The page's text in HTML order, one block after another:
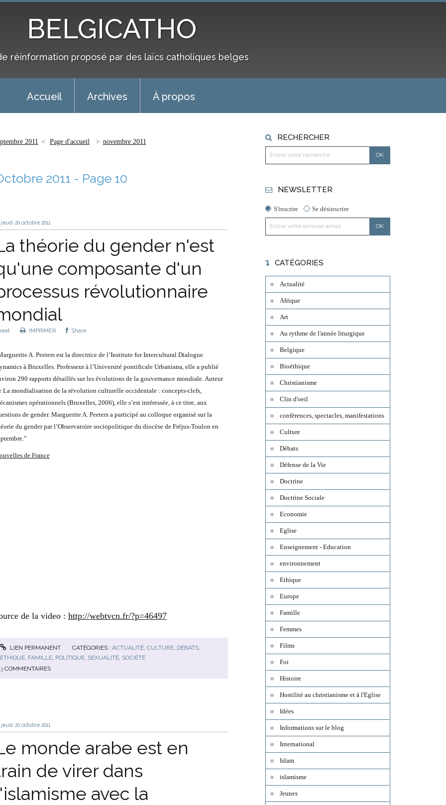
BELGICATHO
réinformation proposé par des laïcs catholiques belges
Accueil Archives À propos
2011 Page d'accueil novembre 2011
2011 - Page 10
jeudi 20 octobre 2011
théorie du gender n'est
composante d'un
révolutionnaire
IMPRIMER Share
A. Peeters est la directrice de l’Institute for Intercultural Dialogue
à Bruxelles. Professeur à l’Université pontificale Urbaniana, elle a publié
290 rapports détaillés sur les évolutions de la gouvernance mondiale. Auteur
La mondialisation de la révolution culturelle occidentale : concepts-clefs,
opérationnels (Bruxelles, 2006), elle s’est intéressée, à ce titre, aux
de gender. Marguerite A. Peeters a participé au colloque organisé sur la
du gender par l’Observatoire sociopolitique du diocèse de Fréjus-Toulon en
de France
de la video : http://webtvcn.fr/?p=46497
LIEN PERMANENT CATÉGORIES :ACTUALITÉ,CULTURE, DÉBATS,
ETHIQUE, FAMILLE, POLITIQUE, SEXUALITÉ, SOCIÉTÉ
3 COMMENTAIRES
jeudi 20 octobre 2011
monde arabe est en
de virer dans
avec la
RECHERCHER
NEWSLETTER
S'inscrire Se désinscrire
CATÉGORIES
Actualité
Afrique
Art
Au rythme de l'année liturgique
Belgique
Bioéthique
Christianisme
Clin d'oeil
conférences, spectacles, manifestations
Culture
Débats
Défense de la Vie
Doctrine
Doctrine Sociale
Economie
Eglise
Enseignement - Education
environnement
Ethique
Europe
Famille
Femmes
Films
Foi
Histoire
Hostilité au christianisme et à l'Eglise
Idées
Informations sur le blog
International
Islam
islamisme
Jeunes